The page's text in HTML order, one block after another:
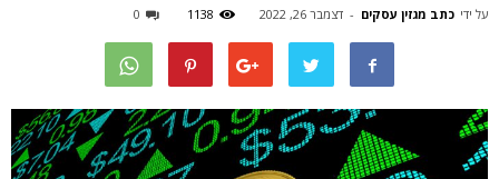
על ידי כתב מגזין עסקים - דצמבר 26, 2022 1138
0